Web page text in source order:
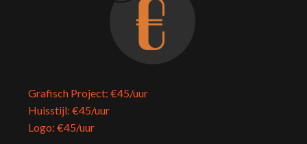
Grafisch Project: €45/uur
Huisstijl: €45/uur
Logo: €45/uur